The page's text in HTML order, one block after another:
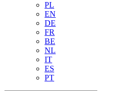
PL
EN
DE
FR
BE
NL
IT
ES
PT